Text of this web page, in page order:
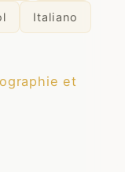
Italiano
et